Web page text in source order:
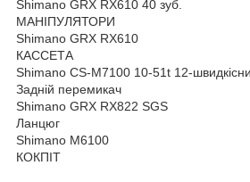
Shimano GRX RX610 40 зуб.
МАНІПУЛЯТОРИ
Shimano GRX RX610
КАССЕТА
Shimano CS-M7100 10-51t 12-
Задній перемикач
Shimano GRX RX822 SGS
Ланцюг
Shimano M6100
КОКПІТ